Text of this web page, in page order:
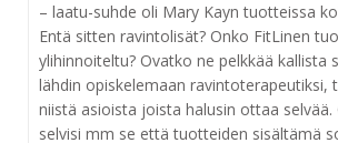
– laatu-suhde oli Mary Kayn tuotteissa
Entä sitten ravintolisät? Onko FitLinen
ylihinnoiteltu? Ovatko ne pelkkää kallista
lähdin opiskelemaan ravintoterapeutiksi,
niistä asioista joista halusin ottaa selvää.
selvisi mm se että tuotteiden sisältämä